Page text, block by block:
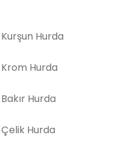
Kurşun Hurda
Krom Hurda
Bakır Hurda
Çelik Hurda